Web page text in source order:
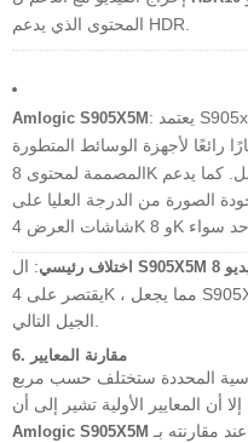
المحتوى الذي يدعم HDR.
Amlogic S905X5M
رائعًا لأجهزة الوسائط المتطورة
المصممة لمحتوى 8K في المستقبل. كما يدعم HDR10 وغيرها من تقنيات
الصورة من الدرجة العليا على
اختلاف رئيسي S905X5M
يقتصر على 4K ، مما يجعل S905X5M خيارًا أفضل لاستهلاك الوسائط من
6. مقارنة المعايير
المحددة ستختلف حسب مربع
أن المعايير الأولية تشير إلى أن
Amlogic S905X5M مقارنته بـ